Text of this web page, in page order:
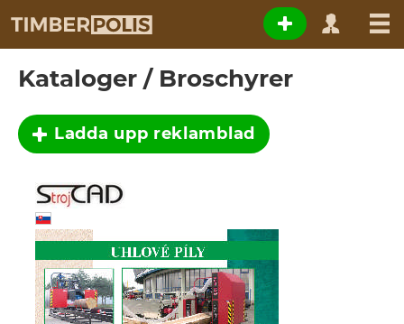
Kataloger / Broschyrer
Ladda upp reklamblad